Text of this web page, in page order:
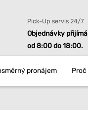
Pick-Up servis 24/7
Objednávky
od 8:00 do 18:00.
pronájem